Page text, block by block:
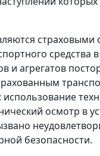
средства
и агрегатов
осмотр в
безопасности.